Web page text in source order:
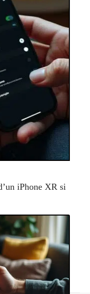
iPhone XR si